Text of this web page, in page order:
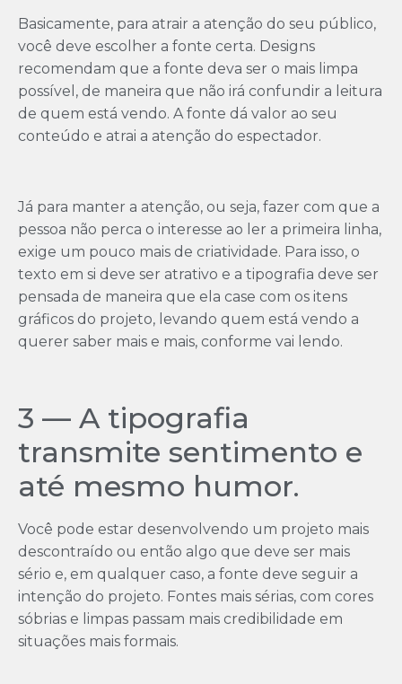
Basicamente, para atrair a atenção do seu público,
você deve escolher a fonte certa. Designs
recomendam que a fonte deva ser o mais limpa
possível, de maneira que não irá confundir a leitura
de quem está vendo. A fonte dá valor ao seu
conteúdo e atrai a atenção do espectador.
Já para manter a atenção, ou seja, fazer com que a
pessoa não perca o interesse ao ler a primeira linha,
exige um pouco mais de criatividade. Para isso, o
texto em si deve ser atrativo e a tipografia deve ser
pensada de maneira que ela case com os itens
gráficos do projeto, levando quem está vendo a
querer saber mais e mais, conforme vai lendo.
3 — A tipografia
transmite sentimento e
até mesmo humor.
Você pode estar desenvolvendo um projeto mais
descontraído ou então algo que deve ser mais
sério e, em qualquer caso, a fonte deve seguir a
intenção do projeto. Fontes mais sérias, com cores
sóbrias e limpas passam mais credibilidade em
situações mais formais.